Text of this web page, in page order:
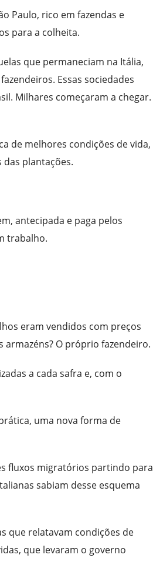
Paulo, rico em fazendas e
para a colheita.
que permaneciam na Itália,
Essas sociedades
Milhares começaram a chegar.
de melhores condições de vida,
plantações.
antecipada e paga pelos
trabalho.
eram vendidos com preços
armazéns? O próprio fazendeiro.
a cada safra e, com o
uma nova forma de
fluxos migratórios partindo para
sabiam desse esquema
que relatavam condições de
que levaram o governo